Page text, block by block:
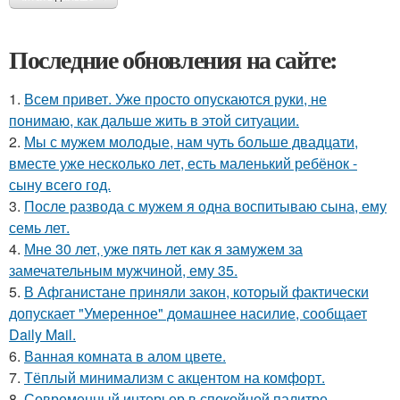
Последние обновления на сайте:
1. Всем привет. Уже просто опускаются руки, не
понимаю, как дальше жить в этой ситуации.
2. Мы с мужем молодые, нам чуть больше двадцати,
вместе уже несколько лет, есть маленький ребёнок -
сыну всего год.
3. После развода с мужем я одна воспитываю сына, ему
семь лет.
4. Мне 30 лет, уже пять лет как я замужем за
замечательным мужчиной, ему 35.
5. В Афганистане приняли закон, который фактически
допускает "Умеренное" домашнее насилие, сообщает
Daily Mail.
6. Ванная комната в алом цвете.
7. Тёплый минимализм с акцентом на комфорт.